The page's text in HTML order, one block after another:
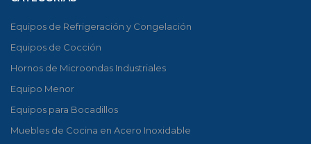
Equipos de Refrigeración y Congelación
Equipos de Cocción
Hornos de Microondas Industriales
Equipo Menor
Equipos para Bocadillos
Muebles de Cocina en Acero Inoxidable